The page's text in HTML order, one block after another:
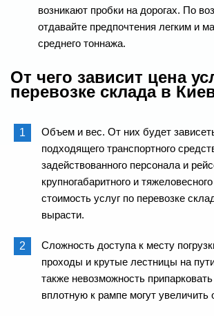
возникают пробки на дорогах. По
отдавайте предпочтения легким и
среднего тоннажа.
От чего зависит цена
перевозке склада в
Объем и вес. От них будет
подходящего транспортного
задействованного персонала и
крупногабаритного и
стоимость услуг по перевозке
вырасти.
Сложность доступа к месту
проходы и крутые лестницы на
также невозможность припарковать
вплотную к рампе могут